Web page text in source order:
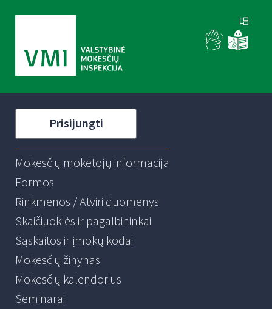
Prisijungti
Mokesčių mokėtojų informacija
Formos
Rinkmenos / Atviri duomenys
Skaičiuoklės ir pagalbininkai
Sąskaitos ir įmokų kodai
Mokesčių žinynas
Mokesčių kalendorius
Seminarai